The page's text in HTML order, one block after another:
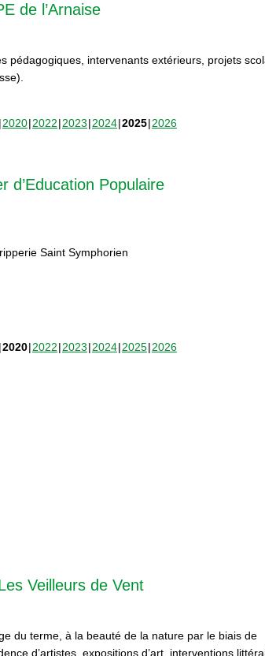
de l’Arnaise
pédagogiques, intervenants extérieurs, projets
2020 2022 2023 2024 2025 2026
d’Education Populaire
Saint Symphorien
2020 2022 2023 2024 2025 2026
Veilleurs de Vent
du terme, à la beauté de la nature par le biais de
d’artistes, expositions d’art, interventions